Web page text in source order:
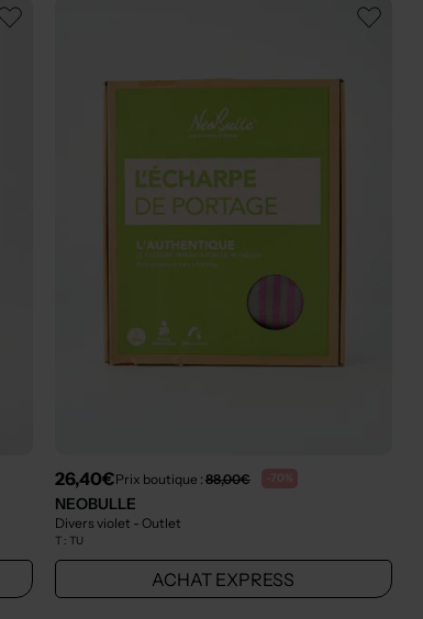
26,40€Prix boutique : 88,00€ -70%
NEOBULLE
Divers violet - Outlet
T : TU
ACHAT EXPRESS